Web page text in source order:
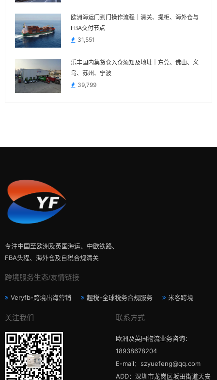
欧洲海运门到门操作流程｜清关、提柜、海外仓与
FBA交付节点
31,551
乐丰国内集货仓入仓须知及地址｜东莞、佛山、义
乌、苏州、宁波
39,799
专注中国至欧洲及英国海运、中欧铁路、
FBA头程、海外仓及自税合规清关
跨境服务生态/友情链接
Veryfb-跨境出海营销 趣税-全球税务合规服务 米客跨境
关注我们 联系方式
欧洲及英国物流业务咨询：
18938678204
E-mail：szyuefeng@qq.com
ADD：深圳市龙岗区坂田街道天安